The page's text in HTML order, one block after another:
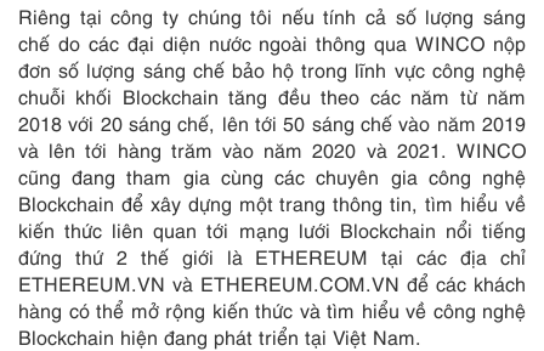
Riêng tại công ty chúng tôi nếu tính cả số lượng sáng
chế do các đại diện nước ngoài thông qua WINCO nộp
đơn số lượng sáng chế bảo hộ trong lĩnh vực công nghệ
chuỗi khối Blockchain tăng đều theo các năm từ năm
2018 với 20 sáng chế, lên tới 50 sáng chế vào năm 2019
và lên tới hàng trăm vào năm 2020 và 2021. WINCO
cũng đang tham gia cùng các chuyên gia công nghệ
Blockchain để xây dựng một trang thông tin, tìm hiểu về
kiến thức liên quan tới mạng lưới Blockchain nổi tiếng
đứng thứ 2 thế giới là ETHEREUM tại các địa chỉ
ETHEREUM.VN và ETHEREUM.COM.VN để các khách
hàng có thể mở rộng kiến thức và tìm hiểu về công nghệ
Blockchain hiện đang phát triển tại Việt Nam.